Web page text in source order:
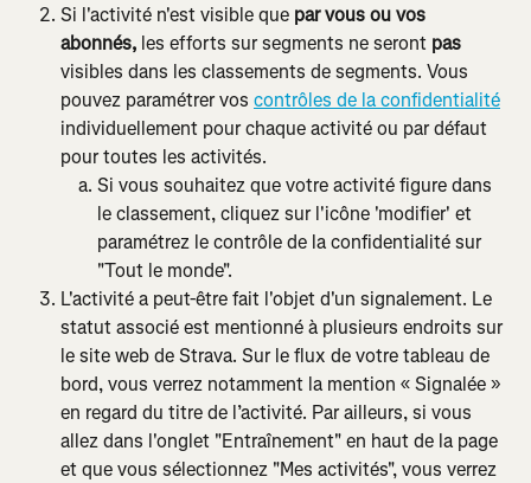
Si l'activité n'est visible que par vous ou vos
abonnés, les efforts sur segments ne seront pas
visibles dans les classements de segments. Vous
pouvez paramétrer vos contrôles de la confidentialité
individuellement pour chaque activité ou par défaut
pour toutes les activités.
Si vous souhaitez que votre activité figure dans
le classement, cliquez sur l'icône 'modifier' et
paramétrez le contrôle de la confidentialité sur
"Tout le monde".
L'activité a peut-être fait l'objet d'un signalement. Le
statut associé est mentionné à plusieurs endroits sur
le site web de Strava. Sur le flux de votre tableau de
bord, vous verrez notamment la mention « Signalée »
en regard du titre de l’activité. Par ailleurs, si vous
allez dans l'onglet "Entraînement" en haut de la page
et que vous sélectionnez "Mes activités", vous verrez